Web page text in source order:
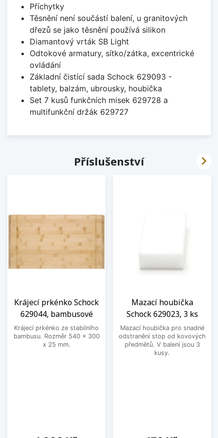
Příchytky
Těsnění není součástí balení, u granitových
dřezů se jako těsnění používá silikon
Diamantový vrták SB Light
Odtokové armatury, sítko/zátka, excentrické
ovládání
Základní čistící sada Schock 629093 -
tablety, balzám, ubrousky, houbička
Set 7 kusů funkčních misek 629728 a
multifunkční držák 629727
Příslušenství
Krájecí prkénko Schock
629044, bambusové
Krájecí prkénko ze stabilního
bambusu. Rozměr 540 x 300
x 25 mm.
Mazací houbička
Schock 629023, 3 ks
Mazací houbička pro snadné
odstranění stop od kovových
předmětů. V balení jsou 3
kusy.
